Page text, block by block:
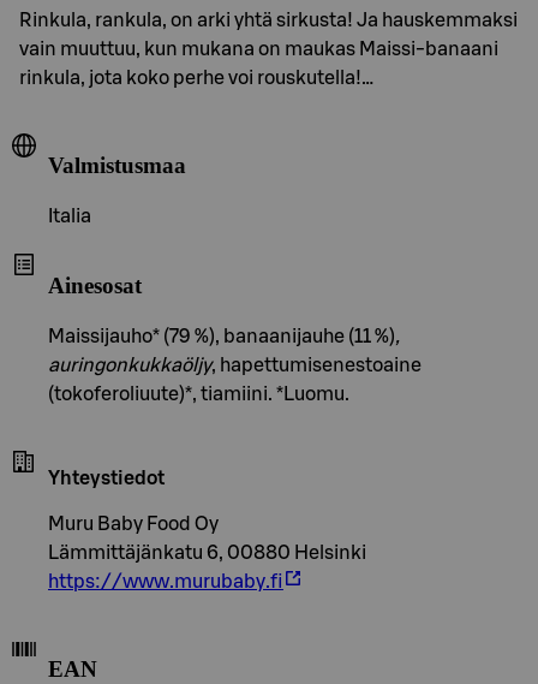
Rinkula, rankula, on arki yhtä sirkusta! Ja hauskemmaksi
vain muuttuu, kun mukana on maukas Maissi-banaani
rinkula, jota koko perhe voi rouskutella!…
Valmistusmaa
Italia
Ainesosat
Maissijauho* (79 %), banaanijauhe (11 %),
auringonkukkaöljy, hapettumisenestoaine
(tokoferoliuute)*, tiamiini. *Luomu.
Yhteystiedot
Muru Baby Food Oy
Lämmittäjänkatu 6, 00880 Helsinki
https://www.murubaby.fi
EAN